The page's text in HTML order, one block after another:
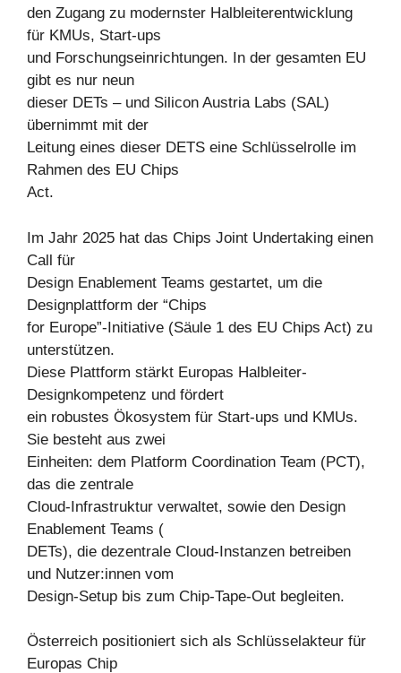
den Zugang zu modernster Halbleiterentwicklung
für KMUs, Start-ups
und Forschungseinrichtungen. In der gesamten EU
gibt es nur neun
dieser DETs – und Silicon Austria Labs (SAL)
übernimmt mit der
Leitung eines dieser DETS eine Schlüsselrolle im
Rahmen des EU Chips
Act.
Im Jahr 2025 hat das Chips Joint Undertaking einen
Call für
Design Enablement Teams gestartet, um die
Designplattform der “Chips
for Europe”-Initiative (Säule 1 des EU Chips Act) zu
unterstützen.
Diese Plattform stärkt Europas Halbleiter-
Designkompetenz und fördert
ein robustes Ökosystem für Start-ups und KMUs.
Sie besteht aus zwei
Einheiten: dem Platform Coordination Team (PCT),
das die zentrale
Cloud-Infrastruktur verwaltet, sowie den Design
Enablement Teams (
DETs), die dezentrale Cloud-Instanzen betreiben
und Nutzer:innen vom
Design-Setup bis zum Chip-Tape-Out begleiten.
Österreich positioniert sich als Schlüsselakteur für
Europas Chip